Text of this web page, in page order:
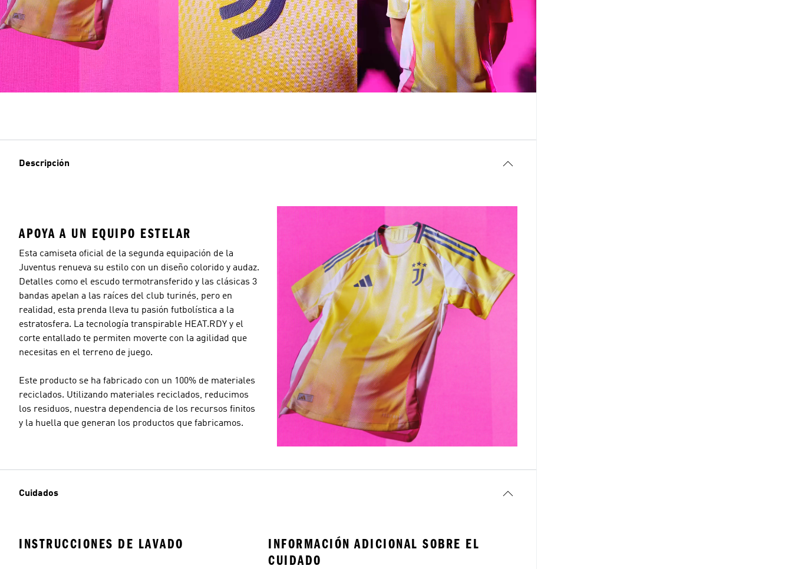
Descripción
APOYA A UN EQUIPO ESTELAR
Esta camiseta oficial de la segunda equipación de la
Juventus renueva su estilo con un diseño colorido y audaz.
Detalles como el escudo termotransferido y las clásicas 3
bandas apelan a las raíces del club turinés, pero en
realidad, esta prenda lleva tu pasión futbolística a la
estratosfera. La tecnología transpirable HEAT.RDY y el
corte entallado te permiten moverte con la agilidad que
necesitas en el terreno de juego.
Este producto se ha fabricado con un 100% de materiales
reciclados. Utilizando materiales reciclados, reducimos
los residuos, nuestra dependencia de los recursos finitos
y la huella que generan los productos que fabricamos.
Cuidados
INSTRUCCIONES DE LAVADO
INFORMACIÓN ADICIONAL SOBRE EL
CUIDADO